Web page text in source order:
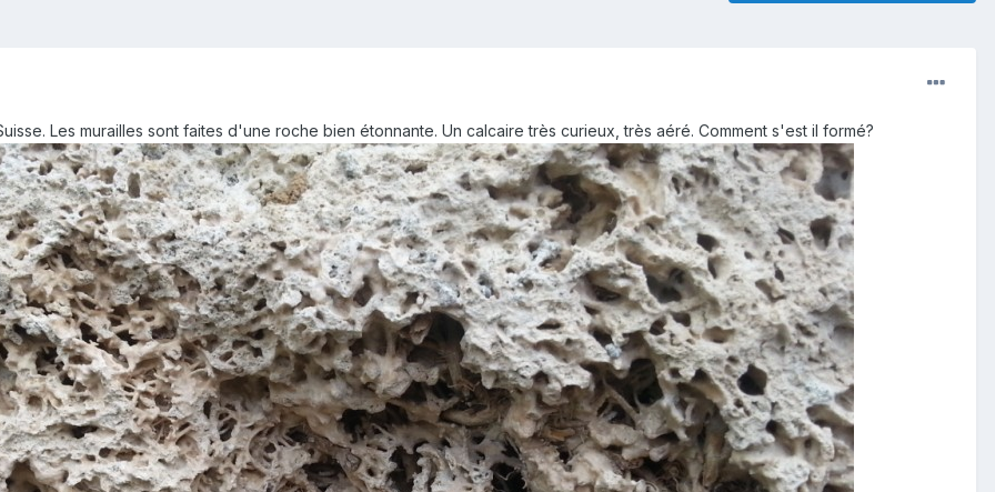
Les murailles sont faites d'une roche bien étonnante. Un calcaire très curieux, très aéré. Comment s'est il formé?